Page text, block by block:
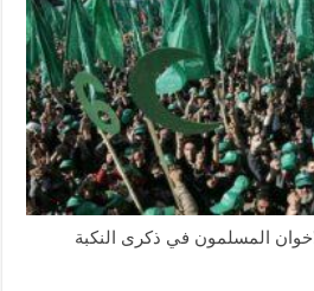
المسلمون في ذكرى النكبة